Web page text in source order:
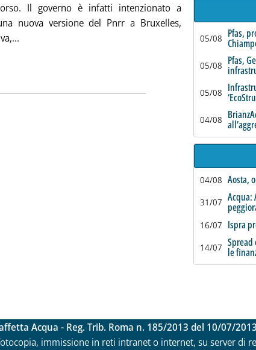
Il governo è infatti intenzionato a
nuova versione del Pnrr a Bruxelles,
Leggi tutta la notizia: 'Revisione Pnrr, Foti alla
05/08 Pfas,
05/08 Pfas,
05/08
04/08
04/08 Aosta,
31/07 Acqua:
16/07 Ispra
14/07 Spread
le
Acqua - Reg. Trib. Roma n. 185/2013 del 10/07/
immissione in reti intranet o internet, su server di